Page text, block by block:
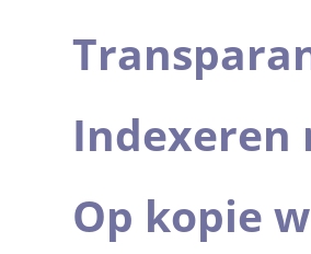
Indexeren
Op kopie